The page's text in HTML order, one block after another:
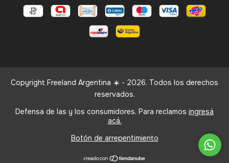
Copyright Freeland Argentina ☀️ - 2026. Todos los derechos
reservados.
Defensa de las y los consumidores. Para reclamos ingresá
acá.
Botón de arrepentimiento